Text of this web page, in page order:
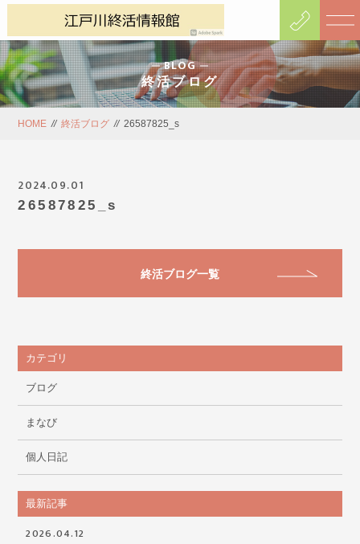
BLOG
終活ブログ
HOME // 終活ブログ // 26587825_s
2024.09.01
26587825_s
終活ブログ一覧
カテゴリ
ブログ
まなび
個人日記
最新記事
2026.04.12